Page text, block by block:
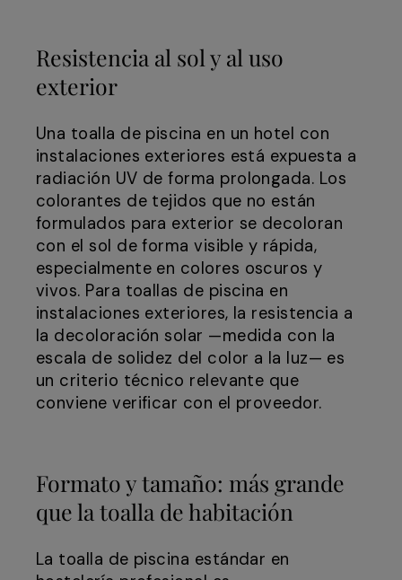
Resistencia al sol y al uso
exterior
Una toalla de piscina en un hotel con
instalaciones exteriores está expuesta a
radiación UV de forma prolongada. Los
colorantes de tejidos que no están
formulados para exterior se decoloran
con el sol de forma visible y rápida,
especialmente en colores oscuros y
vivos. Para toallas de piscina en
instalaciones exteriores, la resistencia a
la decoloración solar —medida con la
escala de solidez del color a la luz— es
un criterio técnico relevante que
conviene verificar con el proveedor.
Formato y tamaño: más grande
que la toalla de habitación
La toalla de piscina estándar en